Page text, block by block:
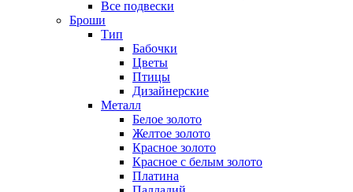
Все подвески
Броши
Тип
Бабочки
Цветы
Птицы
Дизайнерские
Металл
Белое золото
Желтое золото
Красное золото
Красное с белым золото
Платина